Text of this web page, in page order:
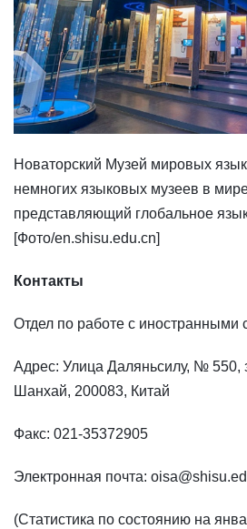
Новаторский Музей мировых
немногих языковых музеев в
представляющий глобальное
[Фото/en.shisu.edu.cn]
Контакты
Отдел по работе с иностранными
Адрес: Улица Даляньсилу, № 550,
Шанхай, 200083, Китай
Факс: 021-35372905
Электронная почта:
(Статистика по состоянию на